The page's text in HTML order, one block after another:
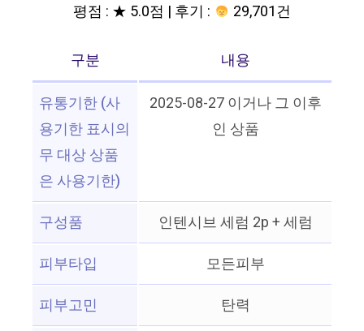
평점 : ★ 5.0점 | 후기 : 29,701건
구분
내용
유통기한 (사
용기한 표시의
무 대상 상품
은 사용기한)
2025-08-27 이거나 그 이후
인 상품
구성품
인텐시브 세럼 2p + 세럼
피부타입
모든피부
피부고민
탄력